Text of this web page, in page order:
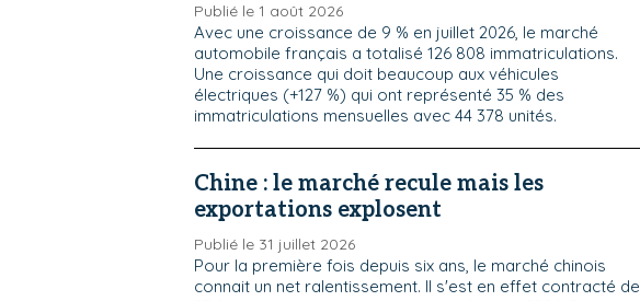
Publié le 1 août 2026
Avec une croissance de 9 % en juillet 2026, le marché
automobile français a totalisé 126 808 immatriculations.
Une croissance qui doit beaucoup aux véhicules
électriques (+127 %) qui ont représenté 35 % des
immatriculations mensuelles avec 44 378 unités.
Chine : le marché recule mais les
exportations explosent
Publié le 31 juillet 2026
Pour la première fois depuis six ans, le marché chinois
connait un net ralentissement. Il s'est en effet contracté de